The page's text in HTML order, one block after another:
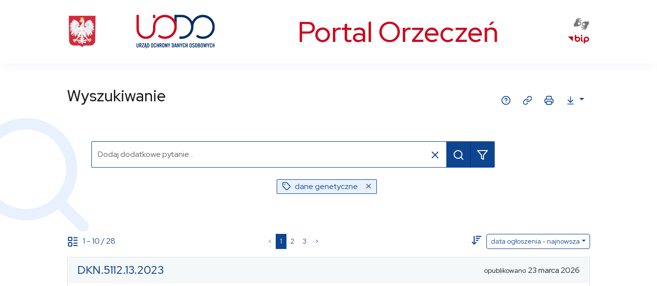
Portal Orzeczeń
Wyszukiwanie
dane genetyczne
od
1 -10/28 < 1(current)
2 3 > data ogłoszenia - najnowsza
DKN.5112.13.2023 opublikowano 23 marca 2026